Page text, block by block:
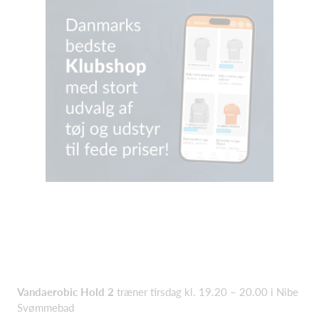
Vandaerobic Hold 2 træner tirsdag kl. 19.20 – 20.00 i Nibe
Svømmebad